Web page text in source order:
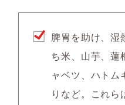
脾胃を助け、湿
ち米、山芋、蓮
ャベツ、ハトム
りなど。これら